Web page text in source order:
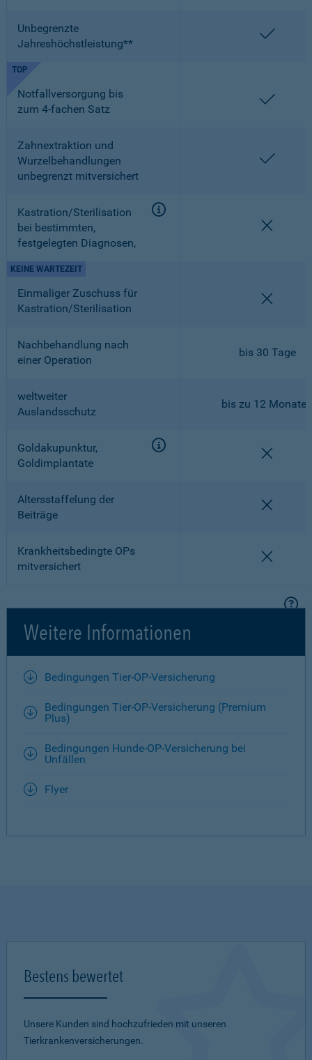
Unbegrenzte
Jahreshöchstleistung**
Notfallversorgung bis
zum 4-fachen Satz
TOP
Zahnextraktion und
Wurzelbehandlungen
unbegrenzt mitversichert
Kastration/Sterilisation
bei bestimmten,
festgelegten Diagnosen,
Einmaliger Zuschuss für
Kastration/Sterilisation
KEINE WARTEZEIT
Nachbehandlung nach
einer Operation
bis 30 Tage
weltweiter
Auslandsschutz
bis zu 12 Monaten
Goldakupunktur,
Goldimplantate
Altersstaffelung der
Beiträge
Krankheitsbedingte OPs
mitversichert
Weitere Informationen
Bedingungen Tier-OP-Versicherung
Bedingungen Tier-OP-Versicherung (Premium
Plus)
Bedingungen Hunde-OP-Versicherung bei
Unfällen
Flyer
Bestens bewertet
Unsere Kunden sind hochzufrieden mit unseren
Tierkrankenversicherungen.